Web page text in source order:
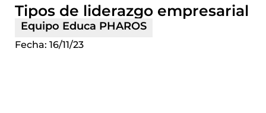
Tipos de liderazgo empresarial
Equipo Educa PHAROS
Fecha: 16/11/23